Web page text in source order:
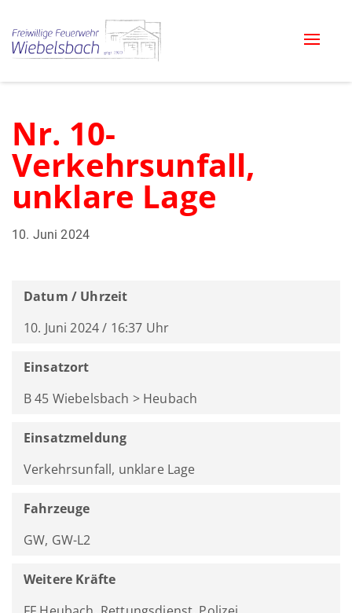
Toggle
Nr. 10-
Verkehrsunfall,
unklare Lage
10. Juni 2024
Datum / Uhrzeit
10. Juni 2024 / 16:37 Uhr
Einsatzort
B 45 Wiebelsbach > Heubach
Einsatzmeldung
Verkehrsunfall, unklare Lage
Fahrzeuge
GW, GW-L2
Weitere Kräfte